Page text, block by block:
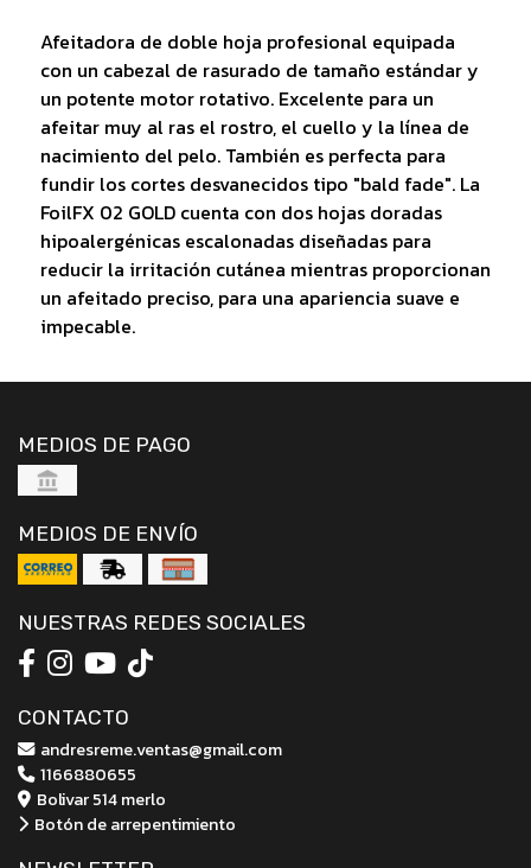
Afeitadora de doble hoja profesional equipada
con un cabezal de rasurado de tamaño estándar y
un potente motor rotativo. Excelente para un
afeitar muy al ras el rostro, el cuello y la línea de
nacimiento del pelo. También es perfecta para
fundir los cortes desvanecidos tipo "bald fade". La
FoilFX 02 GOLD cuenta con dos hojas doradas
hipoalergénicas escalonadas diseñadas para
reducir la irritación cutánea mientras proporcionan
un afeitado preciso, para una apariencia suave e
impecable.
MEDIOS DE PAGO
MEDIOS DE ENVÍO
NUESTRAS REDES SOCIALES
CONTACTO
andresreme.ventas@gmail.com
1166880655
Bolivar 514 merlo
Botón de arrepentimiento